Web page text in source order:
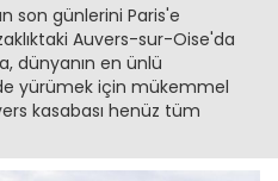
son günlerini Paris'e
Auvers-sur-Oise'da
dünyanın en ünlü
yürümek için mükemmel
kasabası henüz tüm